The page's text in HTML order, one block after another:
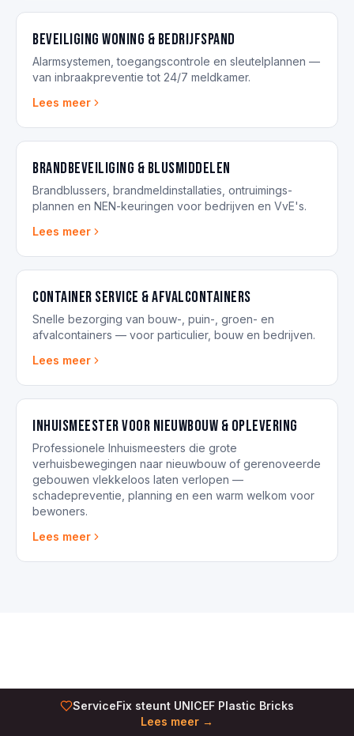
Beveiliging woning & bedrijfspand
Alarmsystemen, toegangscontrole en sleutelplannen —
van inbraakpreventie tot 24/7 meldkamer.
Lees meer
Brandbeveiliging & blusmiddelen
Brandblussers, brandmeldinstallaties, ontruimings­
plannen en NEN-keuringen voor bedrijven en VvE's.
Lees meer
Container service & afvalcontainers
Snelle bezorging van bouw-, puin-, groen- en
afvalcontainers — voor particulier, bouw en bedrijven.
Lees meer
Inhuismeester voor nieuwbouw & oplevering
Professionele Inhuismeesters die grote
verhuisbewegingen naar nieuwbouw of gerenoveerde
gebouwen vlekkeloos laten verlopen —
schadepreventie, planning en een warm welkom voor
bewoners.
Lees meer
ServiceFix steunt UNICEF Plastic Bricks
Lees meer →